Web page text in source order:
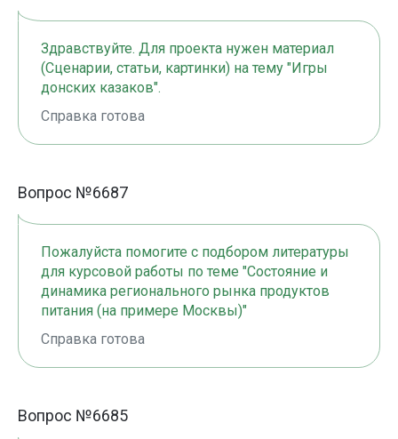
Здравствуйте. Для проекта нужен материал
(Сценарии, статьи, картинки) на тему "Игры
донских казаков".
Справка готова
Вопрос №6687
Пожалуйста помогите с подбором литературы
для курсовой работы по теме "Состояние и
динамика регионального рынка продуктов
питания (на примере Москвы)"
Справка готова
Вопрос №6685